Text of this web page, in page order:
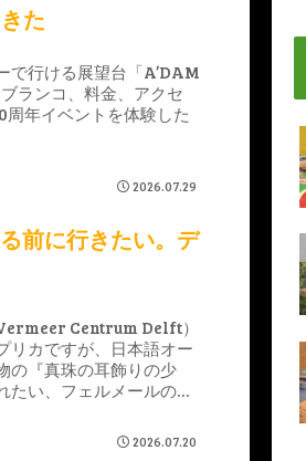
た
で行ける展望台「A’DAM
ランコ、料金、アクセ
年イベントを体験した
2026.07.29
前に行きたい。デ
Centrum Delft）
リカですが、日本語オー
の『真珠の耳飾りの少
たい、フェルメールの世
2026.07.20